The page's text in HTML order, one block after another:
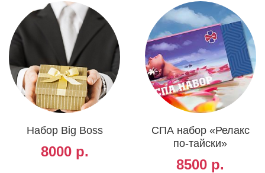
Набор Big Boss
8000 р.
СПА набор «Релакс
по-тайски»
8500 р.